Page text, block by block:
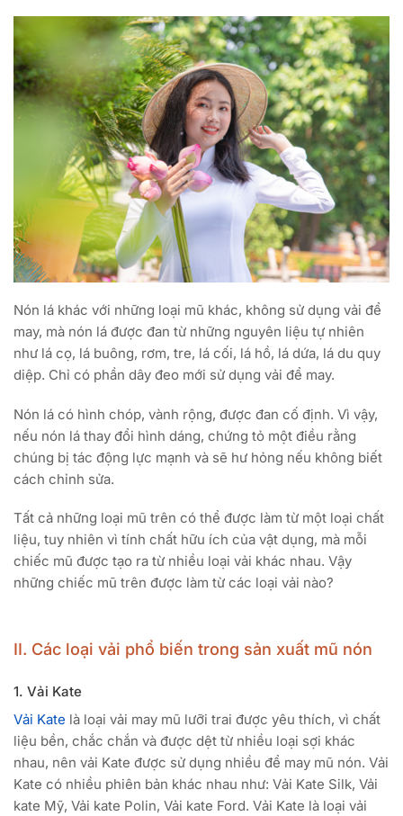
Nón lá khác với những loại mũ khác, không sử dụng vải để
may, mà nón lá được đan từ những nguyên liệu tự nhiên
như lá cọ, lá buông, rơm, tre, lá cối, lá hồ, lá dứa, lá du quy
diệp. Chỉ có phần dây đeo mới sử dụng vải để may.
Nón lá có hình chóp, vành rộng, được đan cố định. Vì vậy,
nếu nón lá thay đổi hình dáng, chứng tỏ một điều rằng
chúng bị tác động lực mạnh và sẽ hư hỏng nếu không biết
cách chỉnh sửa.
Tất cả những loại mũ trên có thể được làm từ một loại chất
liệu, tuy nhiên vì tính chất hữu ích của vật dụng, mà mỗi
chiếc mũ được tạo ra từ nhiều loại vải khác nhau. Vậy
những chiếc mũ trên được làm từ các loại vải nào?
II. Các loại vải phổ biến trong sản xuất mũ nón
1. Vải Kate
Vải Kate là loại vải may mũ lưỡi trai được yêu thích, vì chất
liệu bền, chắc chắn và được dệt từ nhiều loại sợi khác
nhau, nên vải Kate được sử dụng nhiều để may mũ nón. Vải
Kate có nhiều phiên bản khác nhau như: Vải Kate Silk, Vải
kate Mỹ, Vải kate Polin, Vải kate Ford. Vải Kate là loại vải